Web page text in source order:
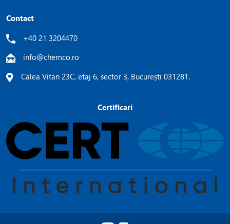
Contact
+40 21 3204470
info@chemco.ro
Calea Vitan 23C, etaj 6, sector 3, București 031281.
Certificari